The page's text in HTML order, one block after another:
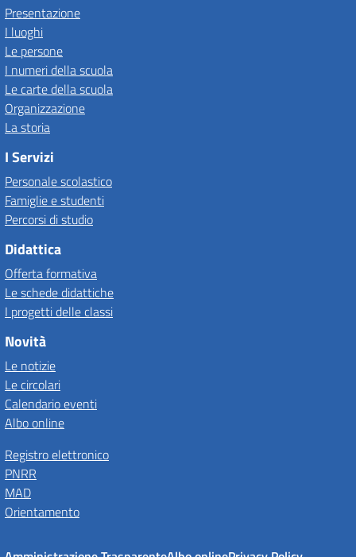
Presentazione
I luoghi
Le persone
I numeri della scuola
Le carte della scuola
Organizzazione
La storia
I Servizi
Personale scolastico
Famiglie e studenti
Percorsi di studio
Didattica
Offerta formativa
Le schede didattiche
I progetti delle classi
Novità
Le notizie
Le circolari
Calendario eventi
Albo online
Registro elettronico
PNRR
MAD
Orientamento